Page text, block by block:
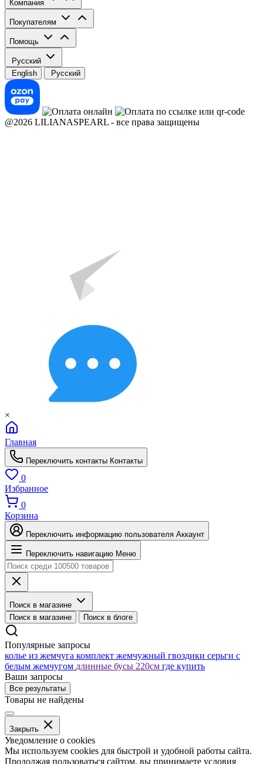
Компания
Покупателям
Помощь
Русский
English
Русский
@2026 LILIANASPEARL - все права защищены
×
Главная
Переключить контакты Контакты
0
Избранное
0
Корзина
Переключить информацию пользователя Аккаунт
Переключить навигацию Меню
Поиск в магазине
Поиск в магазине
Поиск в блоге
Популярные запросы
колье из жемчуга комплект жемчужный гвоздики серьги с
белым жемчугом длинные бусы 220см где купить
Ваши запросы
Все результаты
Товары не найдены
Закрыть
Уведомление о cookies
Мы используем cookies для быстрой и удобной работы сайта.
Продолжая пользоваться сайтом, вы принимаете условия